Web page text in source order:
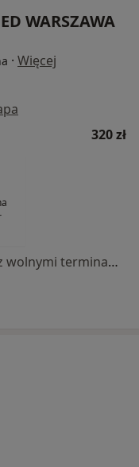
WARSZAWA
· Więcej
320 zł
Brak dostępnych specjalistów z wolnymi terminami w tym centrum medycznym.